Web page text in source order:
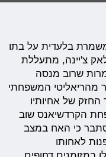
בן ה-32, דרש משמרת בלעדית על בתו
צ'יינה, מתעללת
שרוב מנסה
מהריאליטי המשפחתי
של אחיותיו
הקרדשיאנס שוב
כי האח במצב
לאחותו